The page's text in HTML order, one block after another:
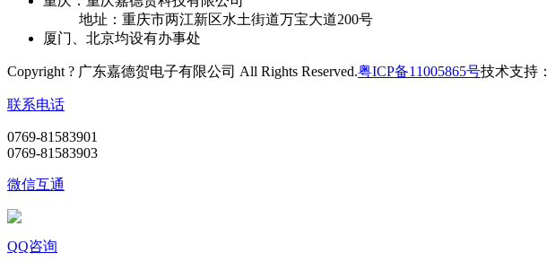
地址：重庆市两江新区水土街道万宝大道200号
厦门、北京均设有办事处
Copyright ? 广东嘉德贺电子有限公司 All Rights Reserved.粤ICP备11005865号技术支持：
联系电话
0769-81583901
0769-81583903
微信互通
QQ咨询